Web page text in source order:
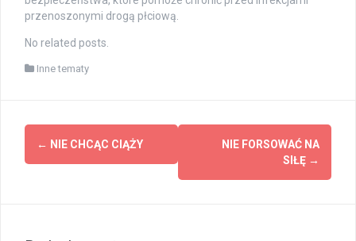
przenoszonymi drogą płciową.
No related posts.
Inne tematy
Post
navigation
← NIE CHCĄC CIĄŻY
NIE FORSOWAĆ NA
SIŁĘ →